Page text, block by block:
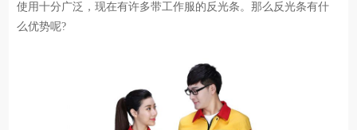
使用十分广泛，现在有许多带工作服的反光条。那么反光条有什
么优势呢?